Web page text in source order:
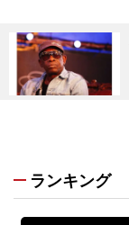
ランキング